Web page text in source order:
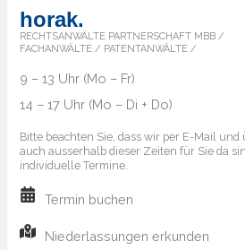
die
Markenländer
horak.
RECHTSANWÄLTE PARTNERSCHAFT MBB /
FACHANWÄLTE / PATENTANWÄLTE /
9 – 13 Uhr (Mo – Fr)
14 – 17 Uhr (Mo – Di + Do)
Bitte beachten Sie, dass wir per E-Mail
auch ausserhalb dieser Zeiten für Sie da
individuelle Termine.
Termin buchen
Niederlassungen erkunden